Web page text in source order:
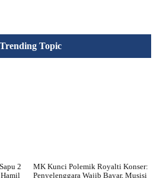
Trending Topic
2
Hamil
MK Kunci Polemik Royalti Konser:
Penyelenggara Wajib Bayar, Musisi